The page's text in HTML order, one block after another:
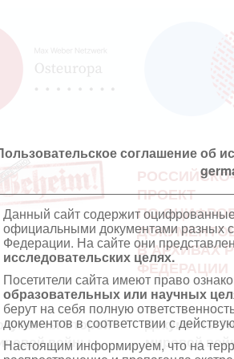
соглашение об
Данный сайт содержит
официальными документами разных
Федерации. На сайте они
исследовательских целях.
Посетители сайта имеют право
образовательных или научных
берут на себя полную
документов в соответствии с
Настоящим информируем, что на
ПРОЕКТ
ПО
В АРХИВАХ
ФЕДЕРАЦИИ
Второй
войны
Документы
мировой